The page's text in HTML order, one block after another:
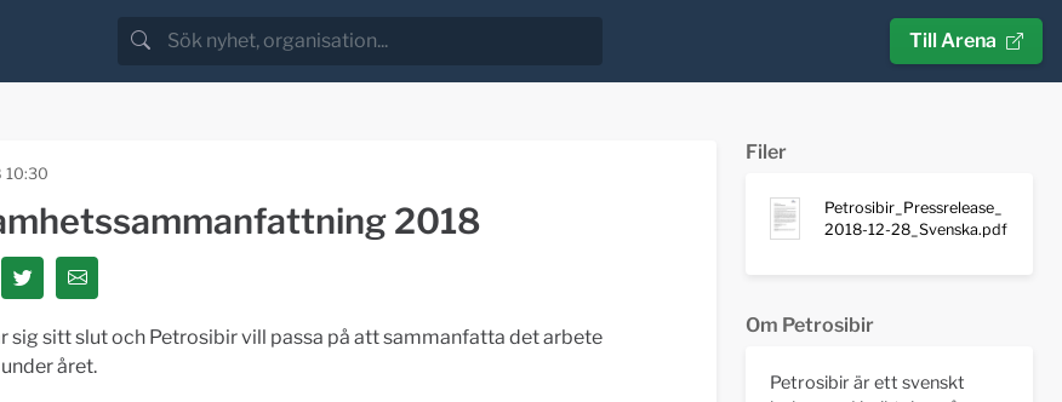
Till Arena
10:30
2018
sig sitt slut och Petrosibir vill passa på att sammanfatta det arbete
året.
Filer
Petrosibir_Pressrelease_
2018-12-28_Svenska.pdf
Om Petrosibir
Petrosibir är ett svenskt